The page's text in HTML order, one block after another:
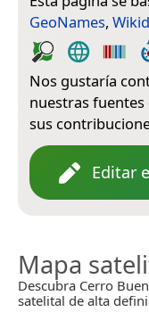
GeoNames,
Nos gustaría
nuestras
sus
Editar
Mapa
Descubra Cerro
satelital de alta